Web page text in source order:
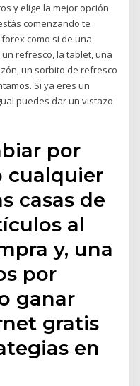
y elige la mejor opción
comenzando te
como si de una
refresco, la tablet, una
un sorbito de refresco
Si ya eres un
puedes dar un vistazo
por
cualquier
casas de
al
y, una
por
ganar
gratis
en